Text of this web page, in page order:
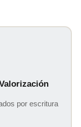
por escritura